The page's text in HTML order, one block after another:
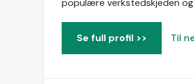
populære verkstedskjeden
Se full profil >> Til